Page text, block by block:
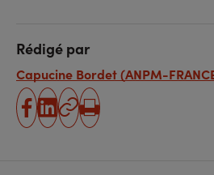
Rédigé par
Capucine Bordet (ANPM-
partager
partager
Copier
Imprimer